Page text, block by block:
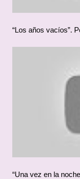
“Los años vacíos”.
“Una vez en la